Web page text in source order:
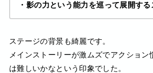
・影の力という能力を巡って展開する
ステージの背景も綺麗です。
メインストーリーが激ムズでアクション
は難しいかなという印象でした。